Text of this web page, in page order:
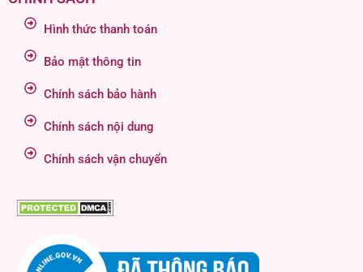
Hình thức thanh toán
Bảo mật thông tin
Chính sách bảo hành
Chính sách nội dung
Chính sách vận chuyển